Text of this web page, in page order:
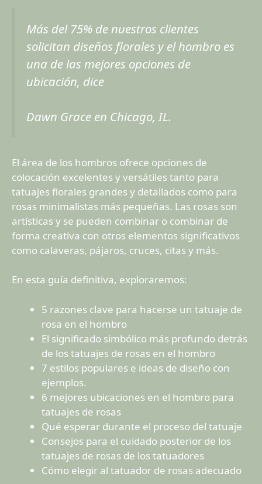
Más del 75% de nuestros clientes
solicitan diseños florales y el hombro es
una de las mejores opciones de
ubicación, dice
Dawn Grace en Chicago, IL.
El área de los hombros ofrece opciones de
colocación excelentes y versátiles tanto para
tatuajes florales grandes y detallados como para
rosas minimalistas más pequeñas. Las rosas son
artísticas y se pueden combinar o combinar de
forma creativa con otros elementos significativos
como calaveras, pájaros, cruces, citas y más.
En esta guía definitiva, exploraremos:
5 razones clave para hacerse un tatuaje de
rosa en el hombro
El significado simbólico más profundo detrás
de los tatuajes de rosas en el hombro
7 estilos populares e ideas de diseño con
ejemplos.
6 mejores ubicaciones en el hombro para
tatuajes de rosas
Qué esperar durante el proceso del tatuaje
Consejos para el cuidado posterior de los
tatuajes de rosas de los tatuadores
Cómo elegir al tatuador de rosas adecuado